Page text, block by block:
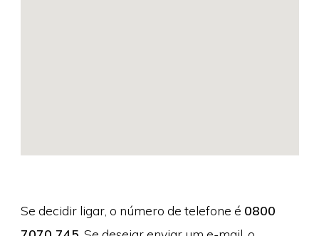
Se decidir ligar, o número de telefone é 0800